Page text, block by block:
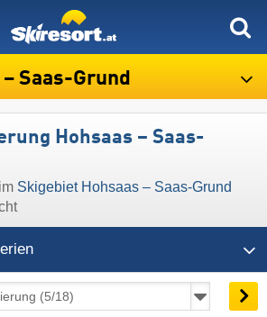
– Saas-Grund
Hohsaas – Saas-
Skigebiet Hohsaas – Saas-Grund